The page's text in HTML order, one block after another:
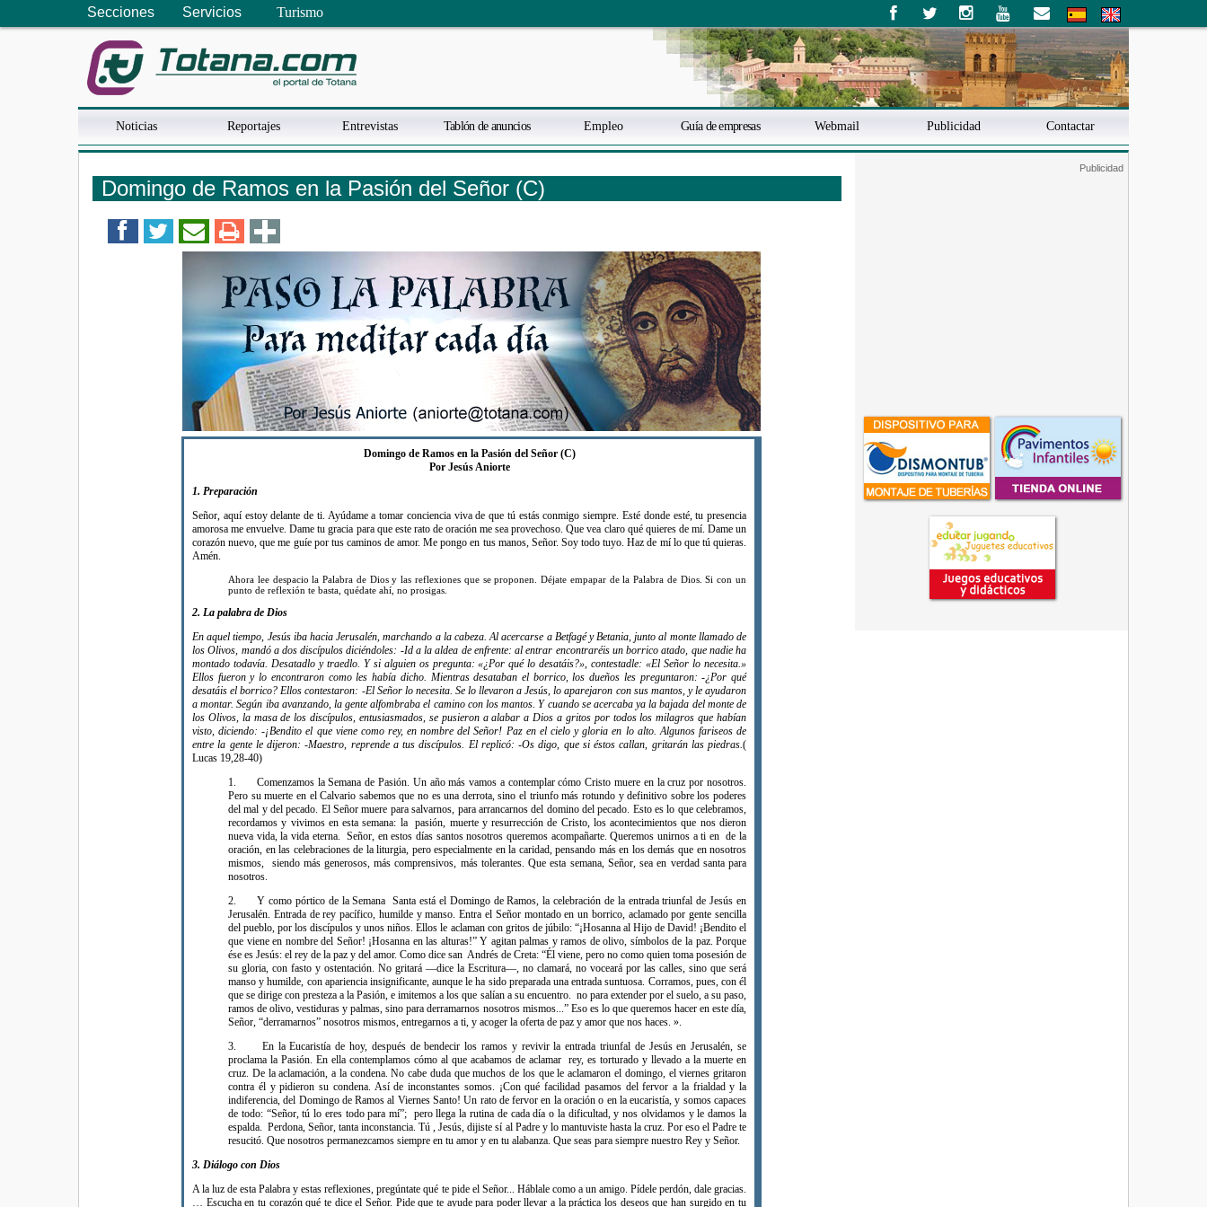
Secciones Servicios Turismo
Noticias Reportajes Entrevistas Tablón de anuncios Empleo Guía de empresas Webmail Publicidad Contactar
Domingo de Ramos en la Pasión del Señor (C)
Domingo de Ramos en la Pasión del Señor (C)
Por Jesús Aniorte
1.Preparación
Señor, aquí estoy delante de ti. Ayúdame a tomar conciencia viva de que tú estás conmigo siempre. Esté donde esté, tu presencia
amorosa me envuelve. Dame tu gracia para que este rato de oración me sea provechoso. Que vea claro qué quieres de mí. Dame un
corazón nuevo, que me guíe por tus caminos de amor. Me pongo en tus manos, Señor. Soy todo tuyo. Haz de mí lo que tú quieras.
Amén.
Ahora lee despacio la Palabra de Dios y las reflexiones que se proponen. Déjate empapar de la Palabra de Dios. Si con un
punto de reflexión te basta, quédate ahí, no prosigas.
2. La palabra de Dios
En aquel tiempo, Jesús iba hacia Jerusalén, marchando a la cabeza. Al acercarse a Betfagé y Betania, junto al monte llamado de
los Olivos, mandó a dos discípulos diciéndoles: -Id a la aldea de enfrente: al entrar encontraréis un borrico atado, que nadie ha
montado todavía. Desatadlo y traedlo. Y si alguien os pregunta: «¿Por qué lo desatáis?», contestadle: «El Señor lo necesita.»
Ellos fueron y lo encontraron como les había dicho. Mientras desataban el borrico, los dueños les preguntaron: -¿Por qué
desatáis el borrico? Ellos contestaron: -El Señor lo necesita. Se lo llevaron a Jesús, lo aparejaron con sus mantos, y le ayudaron
a montar. Según iba avanzando, la gente alfombraba el camino con los mantos. Y cuando se acercaba ya la bajada del monte de
los Olivos, la masa de los discípulos, entusiasmados, se pusieron a alabar a Dios a gritos por todos los milagros que habían
visto, diciendo: -¡Bendito el que viene como rey, en nombre del Señor! Paz en el cielo y gloria en lo alto. Algunos fariseos de
entre la gente le dijeron: -Maestro, reprende a tus discípulos. El replicó: -Os digo, que si éstos callan, gritarán las piedras.(
Lucas 19,28-40)
1. Comenzamos la Semana de Pasión. Un año más vamos a contemplar cómo Cristo muere en la cruz por nosotros.
Pero su muerte en el Calvario sabemos que no es una derrota, sino el triunfo más rotundo y definitivo sobre los poderes
del mal y del pecado. El Señor muere para salvarnos, para arrancarnos del domino del pecado. Esto es lo que celebramos,
recordamos y vivimos en esta semana: la pasión, muerte y resurrección de Cristo, los acontecimientos que nos dieron
nueva vida, la vida eterna. Señor, en estos días santos nosotros queremos acompañarte. Queremos unirnos a ti en de la
oración, en las celebraciones de la liturgia, pero especialmente en la caridad, pensando más en los demás que en nosotros
mismos, siendo más generosos, más comprensivos, más tolerantes. Que esta semana, Señor, sea en verdad santa para
nosotros.
2. Y como pórtico de la Semana Santa está el Domingo de Ramos, la celebración de la entrada triunfal de Jesús en
Jerusalén. Entrada de rey pacífico, humilde y manso. Entra el Señor montado en un borrico, aclamado por gente sencilla
del pueblo, por los discípulos y unos niños. Ellos le aclaman con gritos de júbilo: “¡Hosanna al Hijo de David! ¡Bendito el
que viene en nombre del Señor! ¡Hosanna en las alturas!” Y agitan palmas y ramos de olivo, símbolos de la paz. Porque
ése es Jesús: el rey de la paz y del amor. Como dice san Andrés de Creta: “Él viene, pero no como quien toma posesión de
su gloria, con fasto y ostentación. No gritará —dice la Escritura—, no clamará, no voceará por las calles, sino que será
manso y humilde, con apariencia insignificante, aunque le ha sido preparada una entrada suntuosa. Corramos, pues, con él
que se dirige con presteza a la Pasión, e imitemos a los que salían a su encuentro. no para extender por el suelo, a su paso,
ramos de olivo, vestiduras y palmas, sino para derramarnos nosotros mismos...” Eso es lo que queremos hacer en este día,
Señor, “derramarnos” nosotros mismos, entregarnos a ti, y acoger la oferta de paz y amor que nos haces. ».
3. En la Eucaristía de hoy, después de bendecir los ramos y revivir la entrada triunfal de Jesús en Jerusalén, se
proclama la Pasión. En ella contemplamos cómo al que acabamos de aclamar rey, es torturado y llevado a la muerte en
cruz. De la aclamación, a la condena. No cabe duda que muchos de los que le aclamaron el domingo, el viernes gritaron
contra él y pidieron su condena. Así de inconstantes somos. ¡Con qué facilidad pasamos del fervor a la frialdad y la
indiferencia, del Domingo de Ramos al Viernes Santo! Un rato de fervor en la oración o en la eucaristía, y somos capaces
de todo: “Señor, tú lo eres todo para mí”; pero llega la rutina de cada día o la dificultad, y nos olvidamos y le damos la
espalda. Perdona, Señor, tanta inconstancia. Tú , Jesús, dijiste sí al Padre y lo mantuviste hasta la cruz. Por eso el Padre te
resucitó. Que nosotros permanezcamos siempre en tu amor y en tu alabanza. Que seas para siempre nuestro Rey y Señor.
3. Diálogo con Dios
A la luz de esta Palabra y estas reflexiones, pregúntate qué te pide el Señor... Háblale como a un amigo. Pídele perdón, dale gracias.
… Escucha en tu corazón qué te dice el Señor. Pide que te ayude para poder llevar a la práctica los deseos que han surgido en tu